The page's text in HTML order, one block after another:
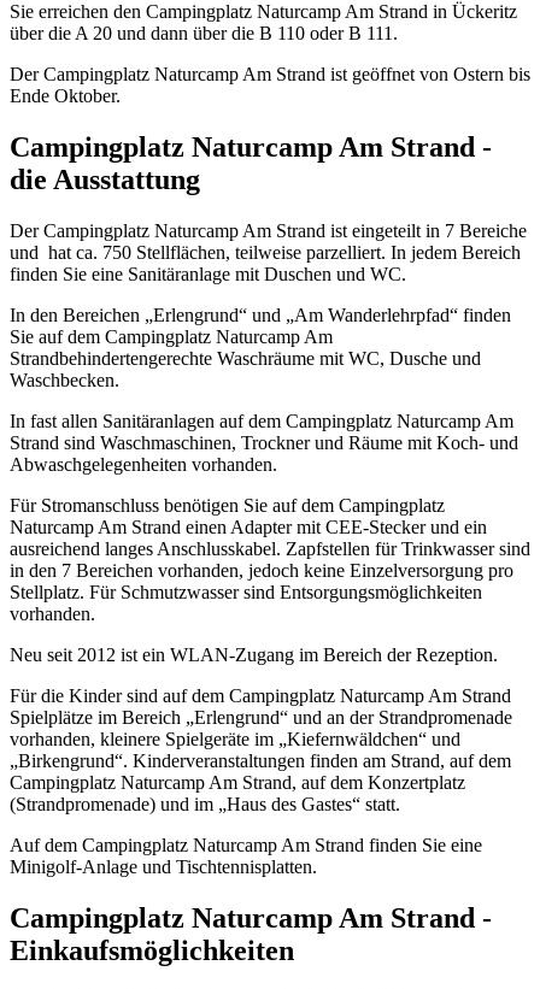
Sie erreichen den Campingplatz Naturcamp Am Strand in Ückeritz
über die A 20 und dann über die B 110 oder B 111.
Der Campingplatz Naturcamp Am Strand ist geöffnet von Ostern bis
Ende Oktober.
Campingplatz Naturcamp Am Strand -
die Ausstattung
Der Campingplatz Naturcamp Am Strand ist eingeteilt in 7 Bereiche
und hat ca. 750 Stellflächen, teilweise parzelliert. In jedem Bereich
finden Sie eine Sanitäranlage mit Duschen und WC.
In den Bereichen „Erlengrund“ und „Am Wanderlehrpfad“ finden
Sie auf dem Campingplatz Naturcamp Am
Strandbehindertengerechte Waschräume mit WC, Dusche und
Waschbecken.
In fast allen Sanitäranlagen auf dem Campingplatz Naturcamp Am
Strand sind Waschmaschinen, Trockner und Räume mit Koch- und
Abwaschgelegenheiten vorhanden.
Für Stromanschluss benötigen Sie auf dem Campingplatz
Naturcamp Am Strand einen Adapter mit CEE-Stecker und ein
ausreichend langes Anschlusskabel. Zapfstellen für Trinkwasser sind
in den 7 Bereichen vorhanden, jedoch keine Einzelversorgung pro
Stellplatz. Für Schmutzwasser sind Entsorgungsmöglichkeiten
vorhanden.
Neu seit 2012 ist ein WLAN-Zugang im Bereich der Rezeption.
Für die Kinder sind auf dem Campingplatz Naturcamp Am Strand
Spielplätze im Bereich „Erlengrund“ und an der Strandpromenade
vorhanden, kleinere Spielgeräte im „Kiefernwäldchen“ und
„Birkengrund“. Kinderveranstaltungen finden am Strand, auf dem
Campingplatz Naturcamp Am Strand, auf dem Konzertplatz
(Strandpromenade) und im „Haus des Gastes“ statt.
Auf dem Campingplatz Naturcamp Am Strand finden Sie eine
Minigolf-Anlage und Tischtennisplatten.
Campingplatz Naturcamp Am Strand -
Einkaufsmöglichkeiten